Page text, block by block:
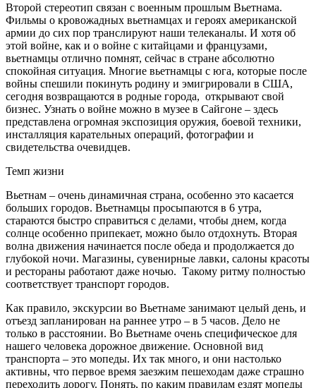
Второй стереотип связан с военным прошлым Вьетнама.
Фильмы о кровожадных вьетнамцах и героях американской
армии до сих пор транслируют наши телеканалы. И хотя об
этой войне, как и о войне с китайцами и французами,
вьетнамцы отлично помнят, сейчас в стране абсолютно
спокойная ситуация. Многие вьетнамцы с юга, которые после
войны спешили покинуть родину и эмигрировали в США,
сегодня возвращаются в родные города, открывают свой
бизнес. Узнать о войне можно в музее в Сайгоне – здесь
представлена огромная экспозиция оружия, боевой техники,
инсталляция карательных операций, фотографии и
свидетельства очевидцев.
Темп жизни
Вьетнам – очень динамичная страна, особенно это касается
больших городов. Вьетнамцы просыпаются в 6 утра,
стараются быстро справиться с делами, чтобы днем, когда
солнце особенно припекает, можно было отдохнуть. Вторая
волна движения начинается после обеда и продолжается до
глубокой ночи. Магазины, сувенирные лавки, салоны красоты
и рестораны работают даже ночью. Такому ритму полностью
соответствует транспорт городов.
Как правило, экскурсии во Вьетнаме занимают целый день, и
отъезд запланирован на раннее утро – в 5 часов. Дело не
только в расстоянии. Во Вьетнаме очень специфическое для
нашего человека дорожное движение. Основной вид
транспорта – это мопеды. Их так много, и они настолько
активны, что первое время заезжим пешеходам даже страшно
переходить дорогу. Понять, по каким правилам ездят мопеды